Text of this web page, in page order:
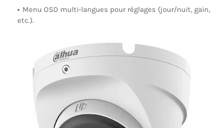
Menu OSD multi-langues pour réglages (jour/nuit, gain,
etc.).